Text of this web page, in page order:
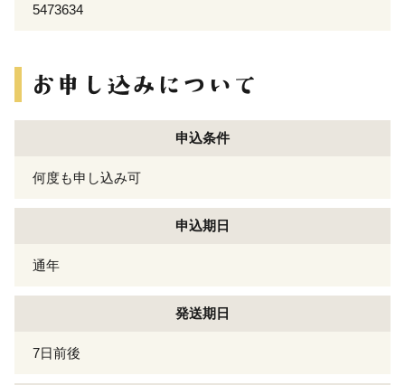
5473634
申込条件
何度も申し込み可
申込期日
通年
発送期日
7日前後